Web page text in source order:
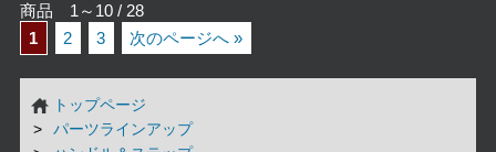
商品 1～10 / 28
1
2 3 次のページへ »
トップページ
パーツラインアップ